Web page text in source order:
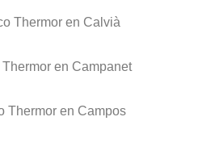
Thermor en Calvià
en Campanet
Thermor en Campos